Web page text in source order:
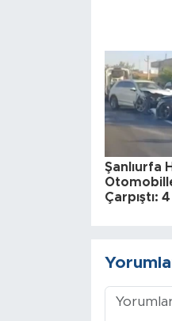
Şanlıurfa
Çarpıştı: